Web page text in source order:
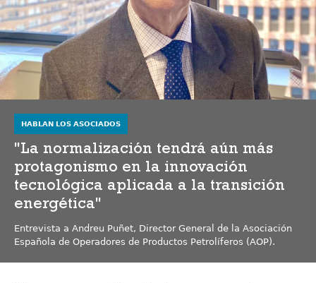
HABLAN LOS ASOCIADOS
"La normalización tendrá aún más
protagonismo en la innovación
tecnológica aplicada a la transición
energética"
Entrevista a Andreu Puñet, Director General de la Asociación
Española de Operadores de Productos Petrolíferos (AOP).